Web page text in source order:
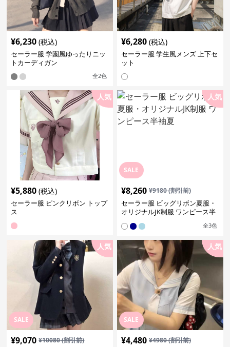
¥6,230 (税込)
セーラー服 学園風ゆったりニッ
トカーディガン
全2色
¥6,280 (税込)
セーラー服 学生風メンズ 上下セ
ット
人気
¥5,880 (税込)
セーラー服 ピンクリボン トップ
ス
SALE
人気
¥8,260 ¥9180(割引前)
セーラー服 ビッグリボン夏服・
オリジナルJK制服 ワンピース半
全3色
SALE
人気
¥9,070 ¥10080(割引前)
SALE
人気
¥4,480 ¥4980(割引前)